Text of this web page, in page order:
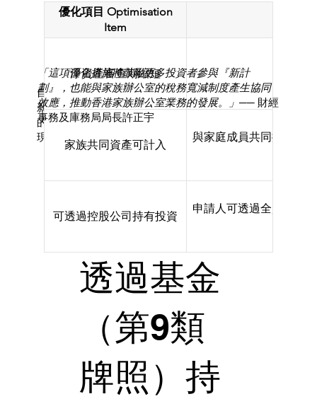
自2025年3月1日起，政府推出多項CIES優化措施，
新增「透過全資擁有的合資格私人公司持有投資」
的選項，令CIES與家族辦公室的協同效應得以實
現。
優化項目 Optimisation
Item
淨資產審查期縮短
家族共同資產可計入
與家庭成員共同擁有的
可透過控股公司持有投資
申請人可透過全資擁有
「這項優化措施將鼓勵更多投資者參與『新計
劃』，也能與家族辦公室的稅務寬減制度產生協同
效應，推動香港家族辦公室業務的發展。」 ── 財經
事務及庫務局局長許正宇
透過基金
（第9類
牌照）持